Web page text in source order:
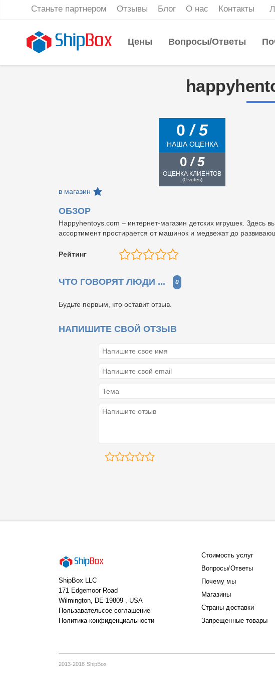
Станьте партнером Отзывы Блог О нас Контакты
Цены Вопросы/Ответы
0/ 5
НАША ОЦЕНКА
0 / 5
ОЦЕНКА КЛИЕНТОВ
(0votes)
в магазин
ОБЗОР
Happyhentoys.com – интернет-магазин детских игрушек. Здесь
ассортимент простирается от машинок и медвежат до
Рейтинг
ЧТО ГОВОРЯТ ЛЮДИ ... 0
Будьте первым, кто оставит отзыв.
НАПИШИТЕ СВОЙ ОТЗЫВ
ShipBox LLC
171 Edgemoor Road
Wilmington, DE 19809 , USA
Пользавательсое соглашение
Политика конфиденциальности
Стоимость услуг
Вопросы/Ответы
Почему мы
Магазины
Страны доставки
Запрещенные товары
2013-2018 ShipBox